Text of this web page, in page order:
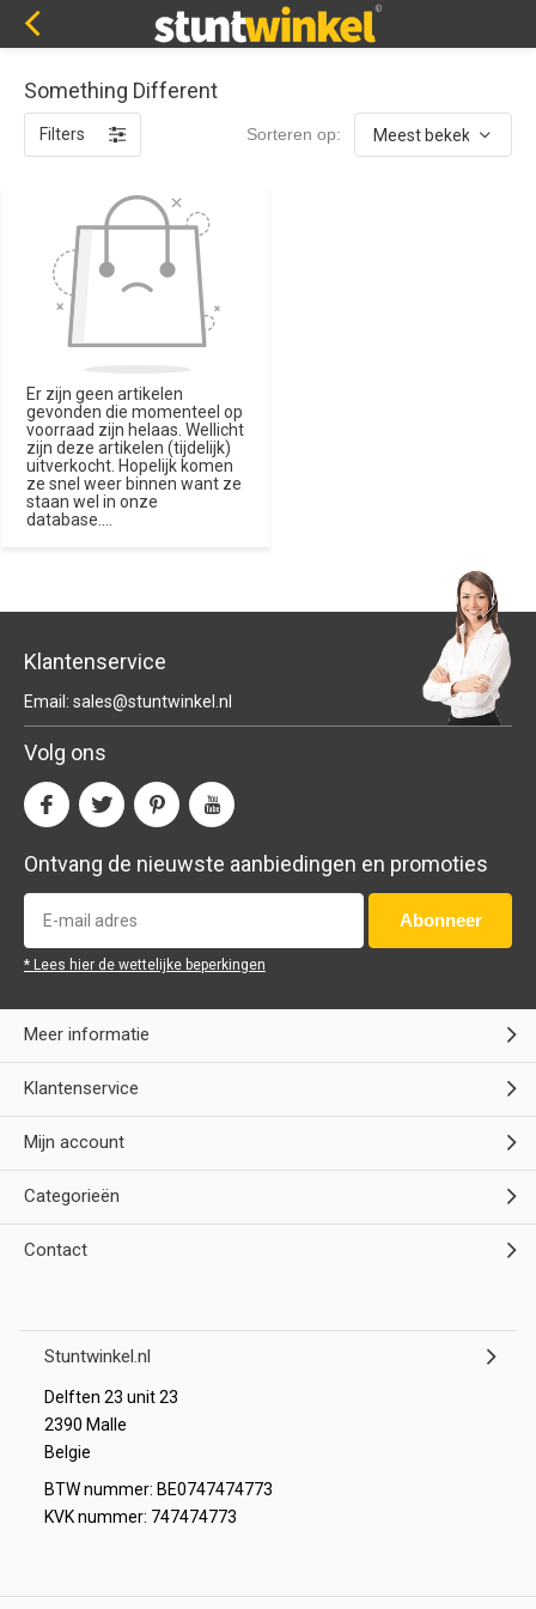
Something Different
Filters Sorteren op:
Er zijn geen artikelen
gevonden die momenteel op
voorraad zijn helaas. Wellicht
zijn deze artikelen (tijdelijk)
uitverkocht. Hopelijk komen
ze snel weer binnen want ze
staan wel in onze
database....
Klantenservice
Email: sales@stuntwinkel.nl
Volg ons
Ontvang de nieuwste aanbiedingen en promoties
Abonneer
* Lees hier de wettelijke beperkingen
Meer informatie
Klantenservice
Mijn account
Categorieën
Contact
Stuntwinkel.nl
Delften 23 unit 23
2390 Malle
Belgie
BTW nummer: BE0747474773
KVK nummer: 747474773